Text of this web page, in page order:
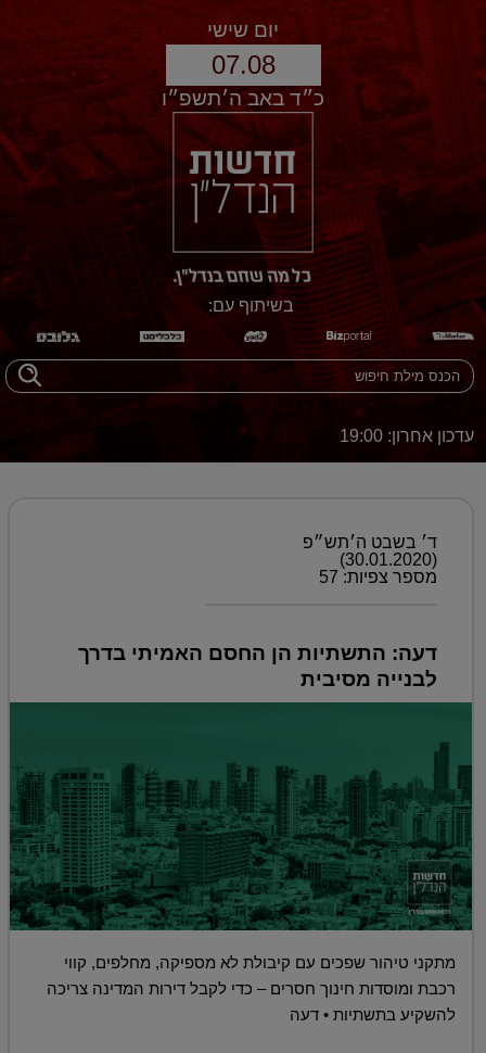
יום שישי
07.08
כ״ד באב ה׳תשפ״ו
בשיתוף עם:
עדכון אחרון: 19:00
ד׳ בשבט ה׳תש״פ
(30.01.2020)
מספר צפיות: 57
דעה: התשתיות הן החסם האמיתי בדרך
לבנייה מסיבית
מתקני טיהור שפכים עם קיבולת לא מספיקה, מחלפים, קווי
רכבת ומוסדות חינוך חסרים – כדי לקבל דירות המדינה צריכה
להשקיע בתשתיות • דעה